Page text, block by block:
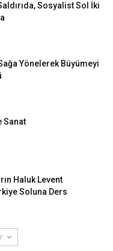
Sosyalist Sol İki
Yönelerek Büyümeyi
Sanat
Haluk Levent
Soluna Ders